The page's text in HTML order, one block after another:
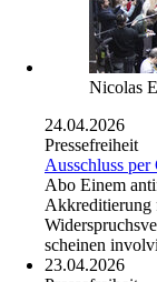
Nicolas
24.04.2026
Pressefreiheit
Ausschluss per
Abo Einem
Akkreditierung
scheinen
23.04.2026